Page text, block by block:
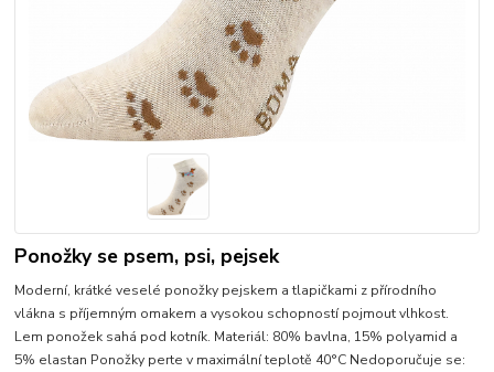
Ponožky se psem, psi, pejsek
Moderní, krátké veselé ponožky pejskem a tlapičkami z přírodního
vlákna s příjemným omakem a vysokou schopností pojmout vlhkost.
Lem ponožek sahá pod kotník. Materiál: 80% bavlna, 15% polyamid a
5% elastan Ponožky perte v maximální teplotě 40°C Nedoporučuje se: